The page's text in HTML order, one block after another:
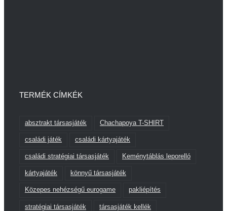
TERMÉK CÍMKÉK
absztrakt társasjáték Chachapoya T-SHIRT
családi játék családi kártyajáték
családi stratégiai társasjáték Keménytáblás leporelló
kártyajáték könnyű társasjáték
Közepes nehézségű eurogame pakliépítés
stratégiai társasjáték társasjáték kellék